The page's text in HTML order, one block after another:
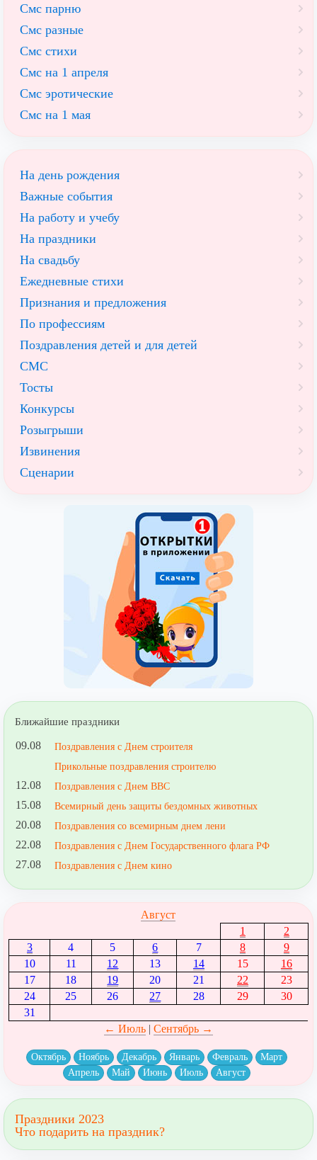
Смс парню
Смс разные
Смс стихи
Смс на 1 апреля
Смс эротические
Смс на 1 мая
На день рождения
Важные события
На работу и учебу
На праздники
На свадьбу
Ежедневные стихи
Признания и предложения
По профессиям
Поздравления детей и для детей
СМС
Тосты
Конкурсы
Розыгрыши
Извинения
Сценарии
Ближайшие праздники
09.08
Поздравления с Днем строителя
Прикольные поздравления строителю
12.08 Поздравления с Днем ВВС
15.08 Всемирный день защиты бездомных животных
20.08 Поздравления со всемирным днем лени
22.08 Поздравления с Днем Государственного флага РФ
27.08 Поздравления с Днем кино
Август
1
2
3
4 5 6 7 8
9
10
11 12 13 14 15
16
17
18 19 20 21 22
23
24
25 26 27 28 29
30
31
← Июль| Сентябрь →
Октябрь Ноябрь Декабрь Январь Февраль
Март
Апрель
Май Июнь Июль Август
Праздники 2023
Что подарить на праздник?